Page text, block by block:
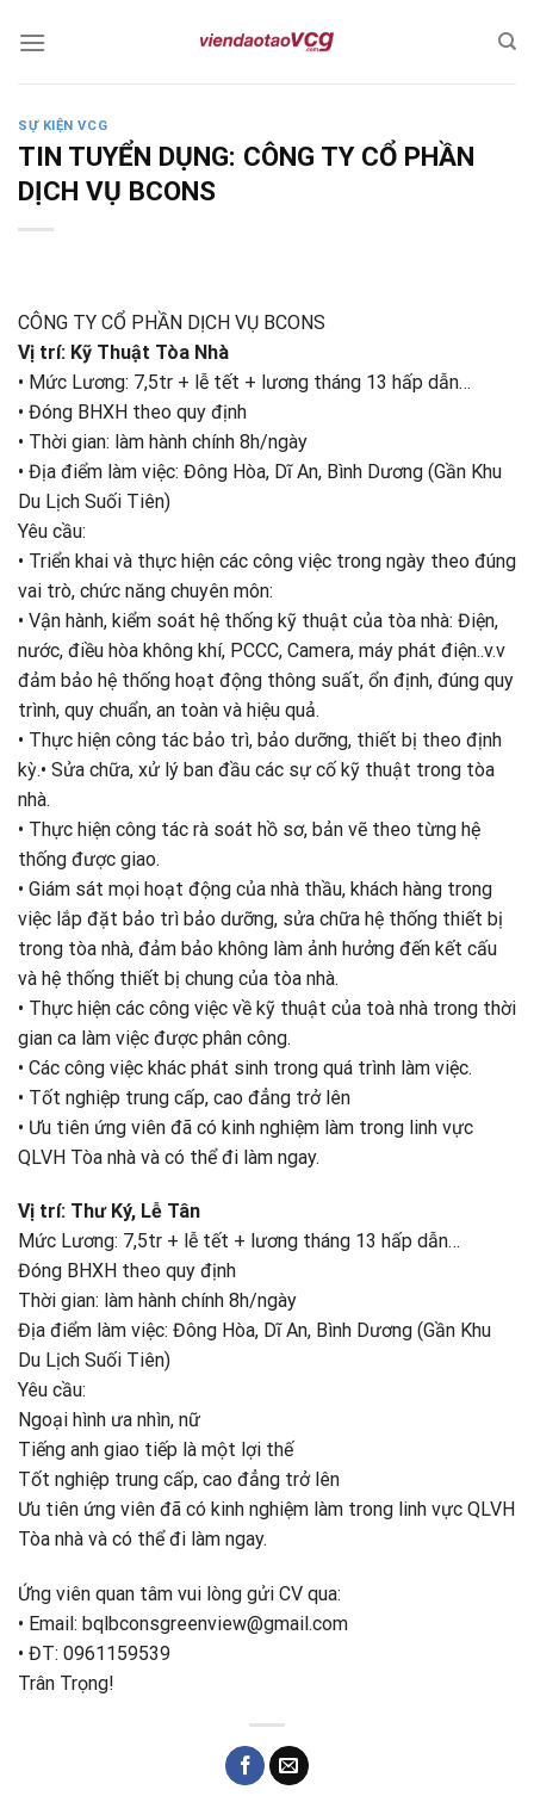
SỰ KIỆN VCG
TIN TUYỂN DỤNG: CÔNG TY CỔ PHẦN
DỊCH VỤ BCONS
CÔNG TY CỔ PHẦN DỊCH VỤ BCONS
Vị trí: Kỹ Thuật Tòa Nhà
• Mức Lương: 7,5tr + lễ tết + lương tháng 13 hấp dẫn…
• Đóng BHXH theo quy định
• Thời gian: làm hành chính 8h/ngày
• Địa điểm làm việc: Đông Hòa, Dĩ An, Bình Dương (Gần Khu
Du Lịch Suối Tiên)
Yêu cầu:
• Triển khai và thực hiện các công việc trong ngày theo đúng
vai trò, chức năng chuyên môn:
• Vận hành, kiểm soát hệ thống kỹ thuật của tòa nhà: Điện,
nước, điều hòa không khí, PCCC, Camera, máy phát điện..v.v
đảm bảo hệ thống hoạt động thông suất, ổn định, đúng quy
trình, quy chuẩn, an toàn và hiệu quả.
• Thực hiện công tác bảo trì, bảo dưỡng, thiết bị theo định
kỳ.• Sửa chữa, xử lý ban đầu các sự cố kỹ thuật trong tòa
nhà.
• Thực hiện công tác rà soát hồ sơ, bản vẽ theo từng hệ
thống được giao.
• Giám sát mọi hoạt động của nhà thầu, khách hàng trong
việc lắp đặt bảo trì bảo dưỡng, sửa chữa hệ thống thiết bị
trong tòa nhà, đảm bảo không làm ảnh hưởng đến kết cấu
và hệ thống thiết bị chung của tòa nhà.
• Thực hiện các công việc về kỹ thuật của toà nhà trong thời
gian ca làm việc được phân công.
• Các công việc khác phát sinh trong quá trình làm việc.
• Tốt nghiệp trung cấp, cao đẳng trở lên
• Ưu tiên ứng viên đã có kinh nghiệm làm trong linh vực
QLVH Tòa nhà và có thể đi làm ngay.
Vị trí: Thư Ký, Lễ Tân
Mức Lương: 7,5tr + lễ tết + lương tháng 13 hấp dẫn…
Đóng BHXH theo quy định
Thời gian: làm hành chính 8h/ngày
Địa điểm làm việc: Đông Hòa, Dĩ An, Bình Dương (Gần Khu
Du Lịch Suối Tiên)
Yêu cầu:
Ngoại hình ưa nhìn, nữ
Tiếng anh giao tiếp là một lợi thế
Tốt nghiệp trung cấp, cao đẳng trở lên
Ưu tiên ứng viên đã có kinh nghiệm làm trong linh vực QLVH
Tòa nhà và có thể đi làm ngay.
Ứng viên quan tâm vui lòng gửi CV qua:
• Email: bqlbconsgreenview@gmail.com
• ĐT: 0961159539
Trân Trọng!